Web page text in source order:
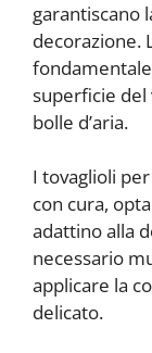
garantiscano
decorazione.
superficie
bolle d’aria.
I tovaglioli
con cura,
adattino alla
necessario
applicare la
delicato.